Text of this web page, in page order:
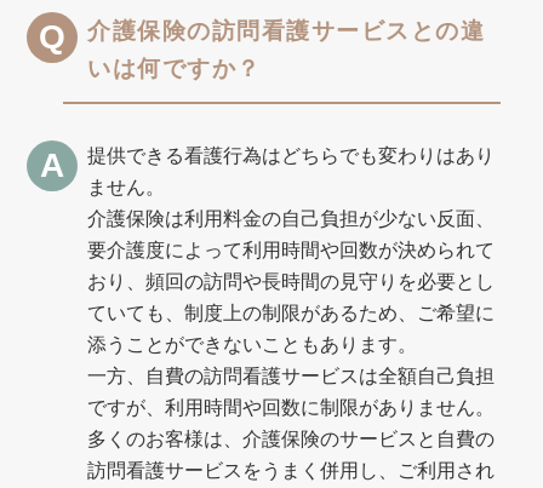
介護保険の訪問看護サービスとの違
いは何ですか？
提供できる看護行為はどちらでも変わりはあり
ません。
介護保険は利用料金の自己負担が少ない反面、
要介護度によって利用時間や回数が決められて
おり、頻回の訪問や長時間の見守りを必要とし
ていても、制度上の制限があるため、ご希望に
添うことができないこともあります。
一方、自費の訪問看護サービスは全額自己負担
ですが、利用時間や回数に制限がありません。
多くのお客様は、介護保険のサービスと自費の
訪問看護サービスをうまく併用し、ご利用され